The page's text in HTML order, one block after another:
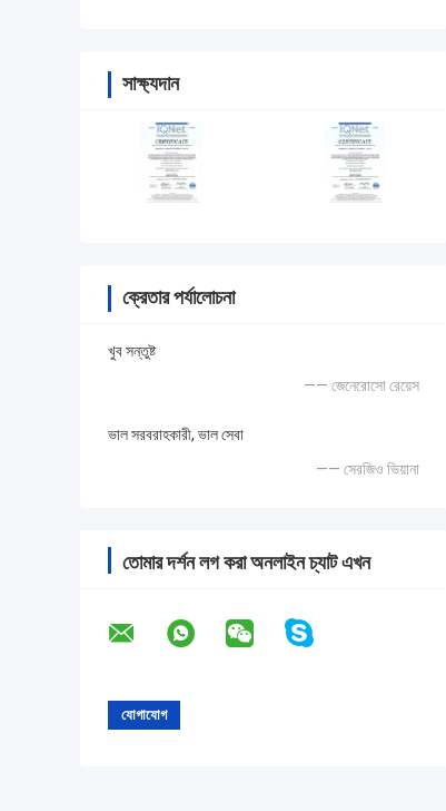
সাক্ষ্যদান
ক্রেতার পর্যালোচনা
খুব সন্তুষ্ট
—— জেনেরোসো রেয়েস
ভাল সরবরাহকারী, ভাল সেবা
—— সেরজিও ভিয়ানা
তোমার দর্শন লগ করা অনলাইন চ্যাট এখন